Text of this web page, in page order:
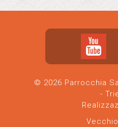
© 2026 Parrocchia
-